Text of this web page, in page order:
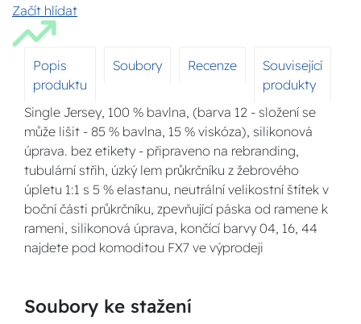
Začít hlídat
Popis
produktu
Soubory Recenze
Související
produkty
Single Jersey, 100 % bavlna, (barva 12 - složení se
může lišit - 85 % bavlna, 15 % viskóza), silikonová
úprava. bez etikety - připraveno na rebranding,
tubulární střih, úzký lem průkrčníku z žebrového
úpletu 1:1 s 5 % elastanu, neutrální velikostní štítek v
boční části průkrčníku, zpevňující páska od ramene k
rameni, silikonová úprava, končící barvy 04, 16, 44
najdete pod komoditou FX7 ve výprodeji
Soubory ke stažení